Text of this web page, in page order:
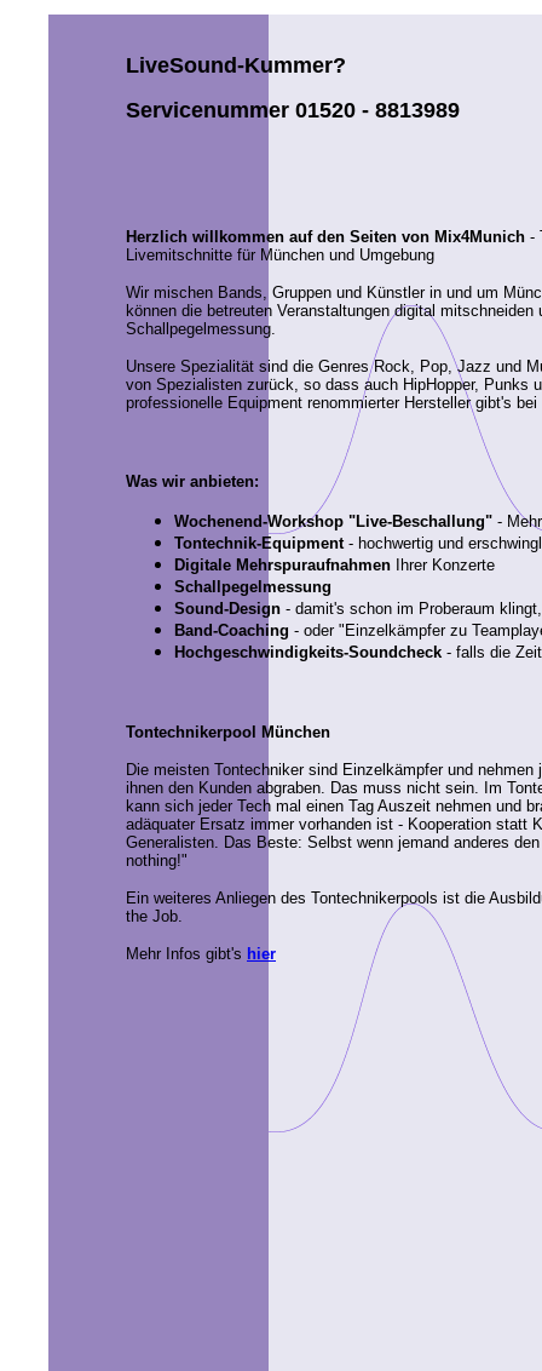
LiveSound-Kummer?
Servicenummer 01520 - 8813989
Herzlich willkommen auf den Seiten von Mix4Munich -
Livemitschnitte für München und Umgebung
Wir mischen Bands, Gruppen und Künstler in und um
können die betreuten Veranstaltungen digital
Schallpegelmessung.
Unsere Spezialität sind die Genres Rock, Pop, Jazz und
von Spezialisten zurück, so dass auch HipHopper, Punks
professionelle Equipment renommierter Hersteller gibt's
Was wir anbieten:
Wochenend-Workshop "Live-Beschallung" -
Tontechnik-Equipment- hochwertig und
Digitale Mehrspuraufnahmen Ihrer Konzerte
Schallpegelmessung
Sound-Design - damit's schon im Proberaum
Band-Coaching - oder "Einzelkämpfer zu
Hochgeschwindigkeits-Soundcheck - falls die
Tontechnikerpool München
Die meisten Tontechniker sind Einzelkämpfer und
ihnen den Kunden abgraben. Das muss nicht sein. Im
kann sich jeder Tech mal einen Tag Auszeit nehmen und
adäquater Ersatz immer vorhanden ist - Kooperation statt
Generalisten. Das Beste: Selbst wenn jemand anderes
nothing!"
Ein weiteres Anliegen des Tontechnikerpools ist die
the Job.
Mehr Infos gibt's hier